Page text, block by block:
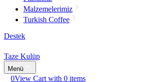
Malzemelerimiz
Turkish Coffee
Destek
Taze Kulüp
Menü
0View Cart with 0 items